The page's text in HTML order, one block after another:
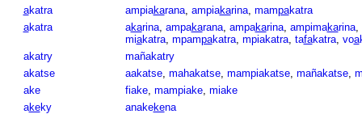
akatra ampiakarana, ampiakarina, mampakatra
akatra akarina, ampakarana, ampakarina, ampimakarina,
miakatra, mpampakatra, mpiakatra, tafakatra, voa
akatry
mañakatry
akatse
aakatse, mahakatse, mampiakatse, mañakatse,
ake
fiake, mampiake, miake
akeky anakekena